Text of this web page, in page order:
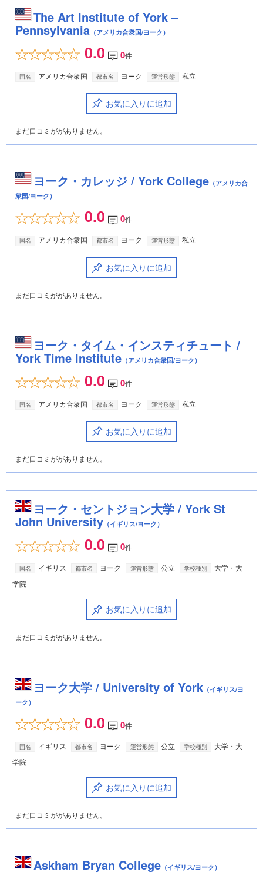
The Art Institute of York –
Pennsylvania （アメリカ合衆国/ヨーク）
0.0 0件
国名 アメリカ合衆国 都市名 ヨーク 運営形態 私立
お気に入りに追加
まだ口コミががありません。
ヨーク・カレッジ / York College（アメリカ合
衆国/ヨーク）
0.0 0件
国名 アメリカ合衆国 都市名 ヨーク 運営形態 私立
お気に入りに追加
まだ口コミががありません。
ヨーク・タイム・インスティチュート /
York Time Institute （アメリカ合衆国/ヨーク）
0.0 0件
国名 アメリカ合衆国 都市名 ヨーク 運営形態 私立
お気に入りに追加
まだ口コミががありません。
ヨーク・セントジョン大学 / York St
John University （イギリス/ヨーク）
0.0 0件
国名 イギリス 都市名 ヨーク 運営形態 公立 学校種別
大学・大
学院
お気に入りに追加
まだ口コミががありません。
ヨーク大学 / University of York（イギリス/ヨ
ーク）
0.0 0件
国名 イギリス 都市名 ヨーク 運営形態 公立 学校種別
大学・大
学院
お気に入りに追加
まだ口コミががありません。
Askham Bryan College（イギリス/ヨーク）